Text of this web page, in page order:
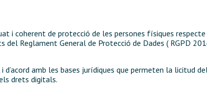
i coherent de protecció de les persones físiques
Reglament General de Protecció de Dades ( RGPD
amb les bases jurídiques que permeten la licitud
drets digitals.